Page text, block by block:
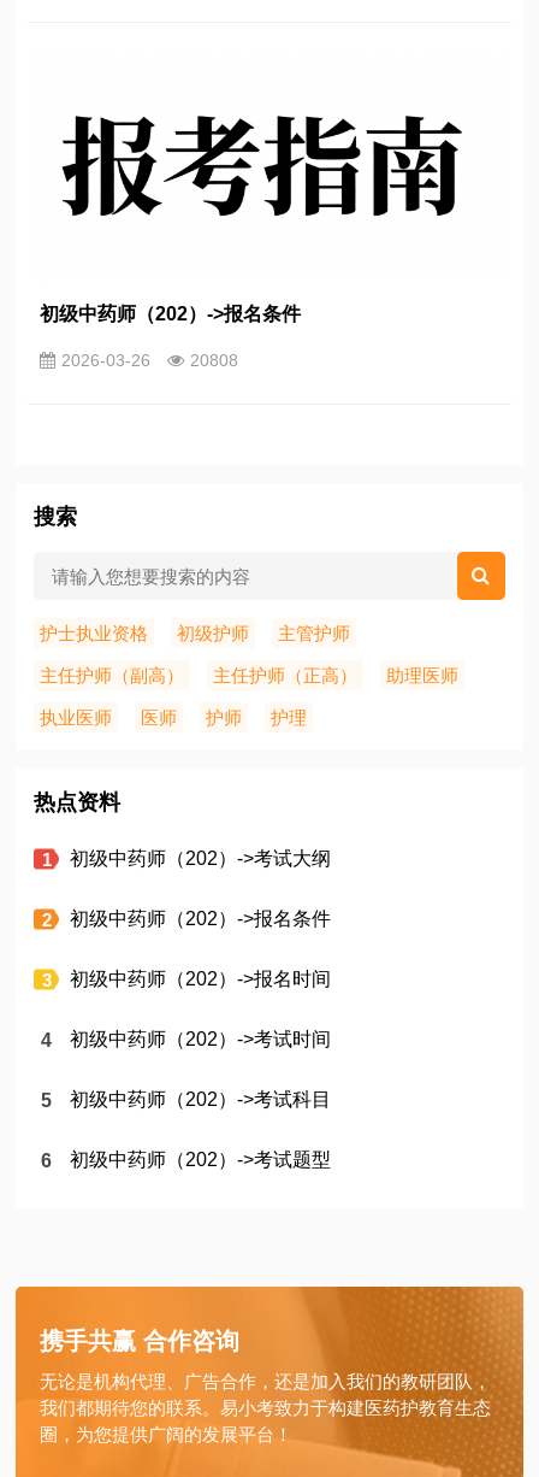
初级中药师（202）->报名条件
2026-03-26 20808
搜索
护士执业资格 初级护师 主管护师
主任护师（副高） 主任护师（正高） 助理医师
执业医师 医师 护师 护理
热点资料
初级中药师（202）->考试大纲
初级中药师（202）->报名条件
初级中药师（202）->报名时间
初级中药师（202）->考试时间
初级中药师（202）->考试科目
初级中药师（202）->考试题型
携手共赢 合作咨询
无论是机构代理、广告合作，还是加入我们的教研团队，
我们都期待您的联系。易小考致力于构建医药护教育生态
圈，为您提供广阔的发展平台！